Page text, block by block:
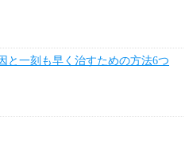
と一刻も早く治すための方法6つ